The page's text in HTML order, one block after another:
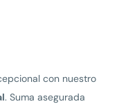
con nuestro
. Suma asegurada